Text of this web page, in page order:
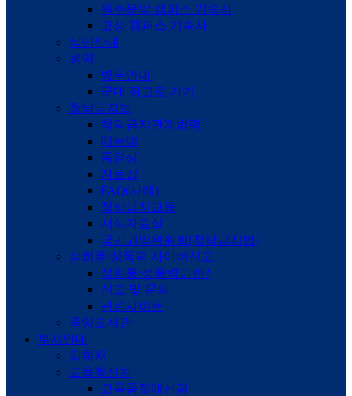
원주문막 캠퍼스 기숙사
고성 캠퍼스 기숙사
식단안내
병역
병무안내
군대 장교로 가기
청탁금지법
청탁금지관계법령
매뉴얼
동영상
자료집
FAQ(사례)
청탁금지교육
서식자료실
국민권익위원회(청탁금지법)
성희롱/성폭력 사이버신고
성희롱/성폭력이란?
신고 및 문의
관련사이트
중앙도서관
부서안내
입학처
교육혁신처
교육품질개선팀